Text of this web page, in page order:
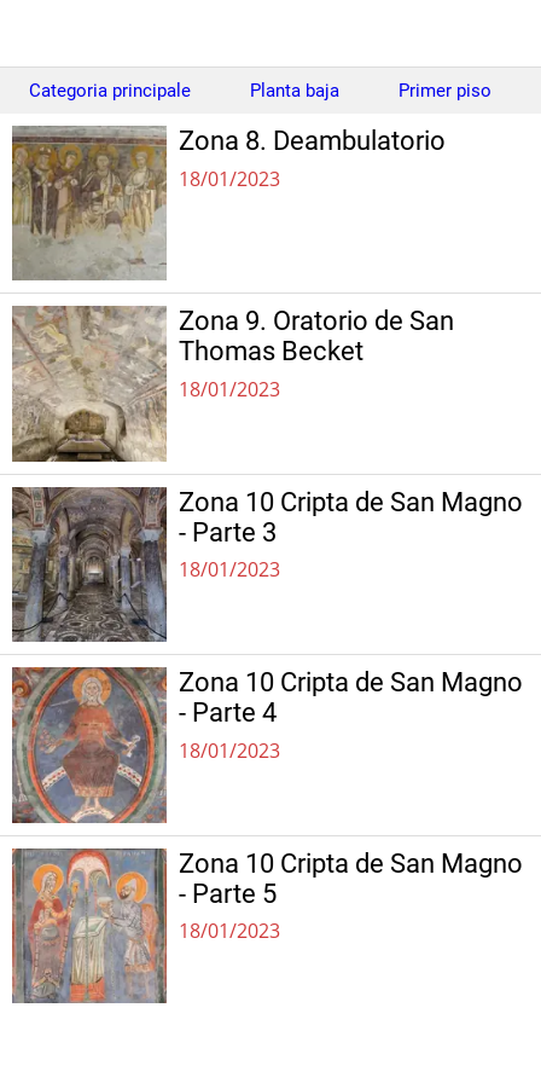
Categoria principale Planta baja Primer piso
Zona 8. Deambulatorio
18/01/2023
Zona 9. Oratorio de San
Thomas Becket
18/01/2023
Zona 10 Cripta de San Magno
- Parte 3
18/01/2023
Zona 10 Cripta de San Magno
- Parte 4
18/01/2023
Zona 10 Cripta de San Magno
- Parte 5
18/01/2023